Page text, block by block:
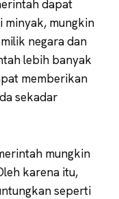
dapat
minyak, mungkin
negara dan
lebih banyak
memberikan
sekadar
mungkin
karena itu,
seperti